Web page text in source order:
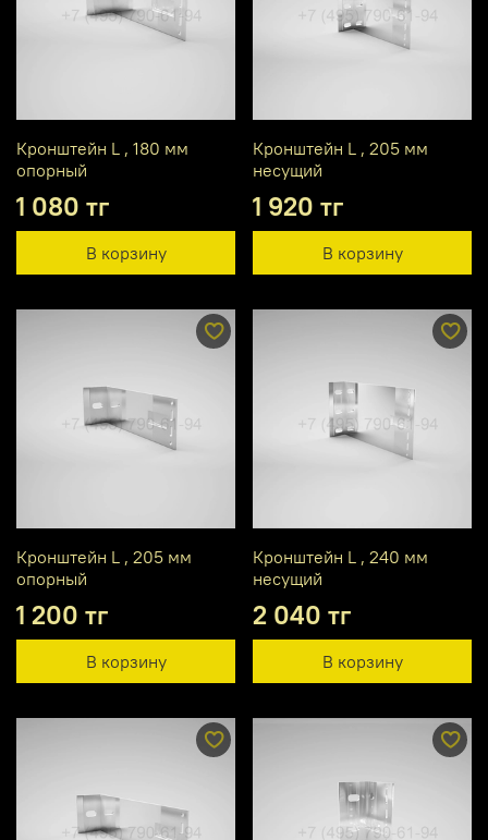
Кронштейн L , 180 мм
опорный
1 080 тг
В корзину
Кронштейн L , 205 мм
несущий
1 920 тг
В корзину
Кронштейн L , 205 мм
опорный
1 200 тг
В корзину
Кронштейн L , 240 мм
несущий
2 040 тг
В корзину